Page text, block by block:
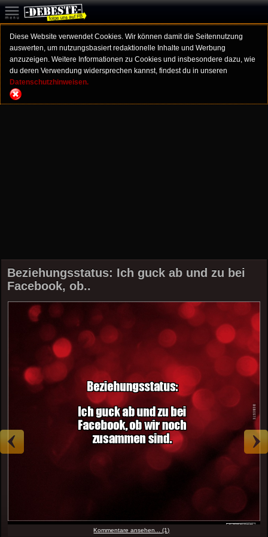
Diese Website verwendet Cookies. Wir können damit die Seitennutzung
auswerten, um nutzungsbasiert redaktionelle Inhalte und Werbung
anzuzeigen. Weitere Informationen zu Cookies und insbesondere dazu, wie
du deren Verwendung widersprechen kannst, findest du in unseren
Datenschutzhinweisen.
Beziehungsstatus: Ich guck ab und zu bei
Facebook, ob..
Kommentare ansehen... (1)